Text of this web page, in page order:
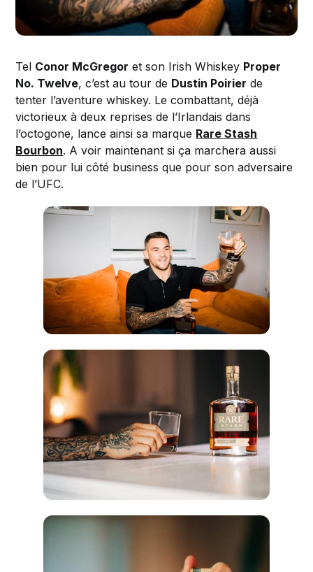
Tel Conor McGregor et son Irish Whiskey Proper
No. Twelve, c’est au tour de Dustin Poirier de
tenter l’aventure whiskey. Le combattant, déjà
victorieux à deux reprises de l’Irlandais dans
l’octogone, lance ainsi sa marque Rare Stash
Bourbon. A voir maintenant si ça marchera aussi
bien pour lui côté business que pour son adversaire
de l’UFC.